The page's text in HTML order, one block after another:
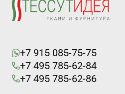
+7 915 085-75-75
+7 495 785-62-84
+7 495 785-62-86